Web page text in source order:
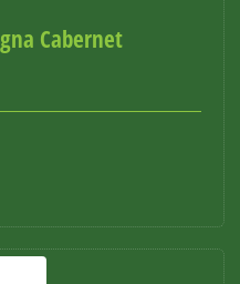
Cabernet